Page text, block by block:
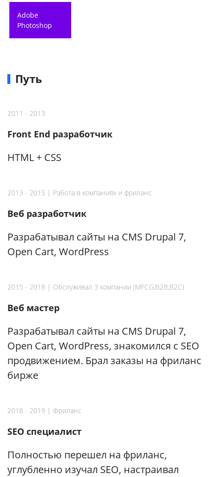
Adobe
Photoshop
Путь
2011 - 2013
Front End разработчик
HTML + CSS
2013 - 2015 | Работа в компаниях и фриланс
Веб разработчик
Разрабатывал сайты на CMS Drupal 7,
Open Cart, WordPress
2015 - 2018 | Обслуживал 3 компании (MFCG,B2B,B2C)
Веб мастер
Разрабатывал сайты на CMS Drupal 7,
Open Cart, WordPress, знакомился с SEO
продвижением. Брал заказы на фриланс
бирже
2018 - 2019 | Фриланс
SEO специалист
Полностью перешел на фриланс,
углубленно изучал SEO, настраивал